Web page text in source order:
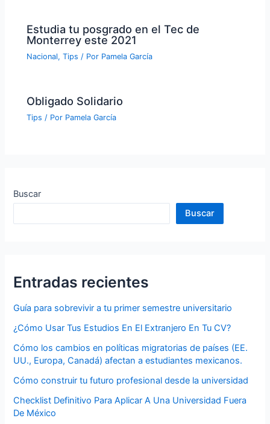
Estudia tu posgrado en el Tec de
Monterrey este 2021
Nacional,Tips / Por Pamela García
Obligado Solidario
Tips / Por Pamela García
Buscar
Buscar
Entradas recientes
Guía para sobrevivir a tu primer semestre universitario
¿Cómo Usar Tus Estudios En El Extranjero En Tu CV?
Cómo los cambios en políticas migratorias de países (EE.
UU., Europa, Canadá) afectan a estudiantes mexicanos.
Cómo construir tu futuro profesional desde la universidad
Checklist Definitivo Para Aplicar A Una Universidad Fuera
De México